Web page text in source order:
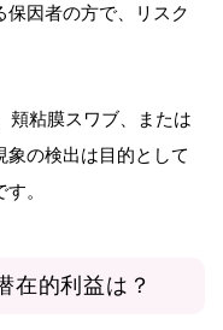
保因者の方で、リスク
頬粘膜スワブ、または
の検出は目的として
。
在的利益は？